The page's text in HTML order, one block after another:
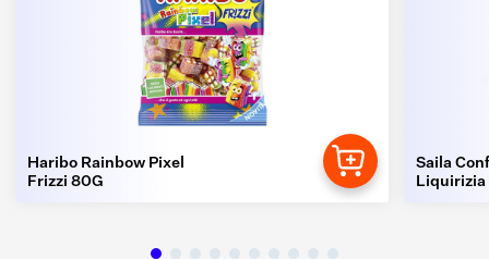
Haribo Rainbow Pixel
Frizzi 80G
Saila
Liquirizia